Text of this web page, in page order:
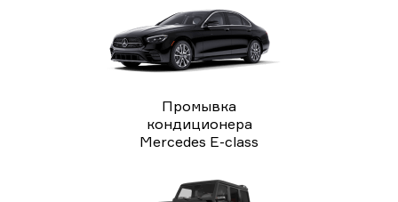
Промывка
кондиционера
Mercedes E-class